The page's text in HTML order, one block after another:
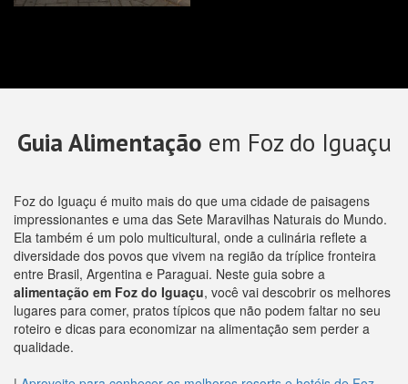
Guia Alimentação em Foz do Iguaçu
Foz do Iguaçu é muito mais do que uma cidade de paisagens
impressionantes e uma das Sete Maravilhas Naturais do Mundo.
Ela também é um polo multicultural, onde a culinária reflete a
diversidade dos povos que vivem na região da tríplice fronteira
entre Brasil, Argentina e Paraguai. Neste guia sobre a
alimentação em Foz do Iguaçu, você vai descobrir os melhores
lugares para comer, pratos típicos que não podem faltar no seu
roteiro e dicas para economizar na alimentação sem perder a
qualidade.